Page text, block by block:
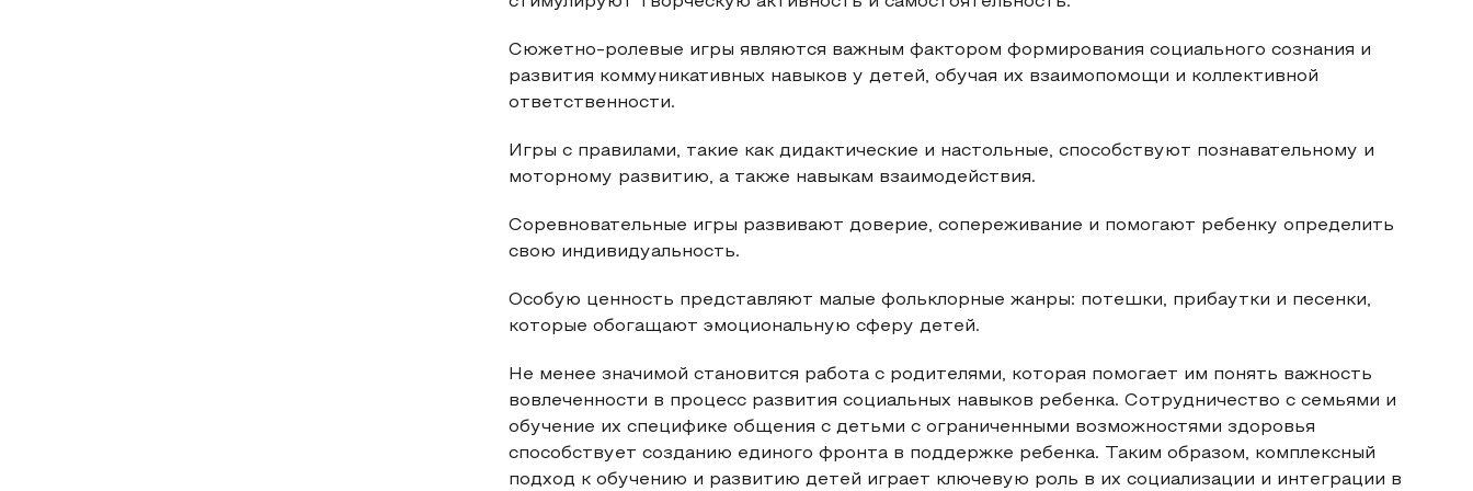
Сюжетно-ролевые игры являются важным фактором формирования социального сознания и
развития коммуникативных навыков у детей, обучая их взаимопомощи и коллективной
ответственности.
Игры с правилами, такие как дидактические и настольные, способствуют познавательному и
моторному развитию, а также навыкам взаимодействия.
Соревновательные игры развивают доверие, сопереживание и помогают ребенку определить
свою индивидуальность.
Особую ценность представляют малые фольклорные жанры: потешки, прибаутки и песенки,
которые обогащают эмоциональную сферу детей.
Не менее значимой становится работа с родителями, которая помогает им понять важность
вовлеченности в процесс развития социальных навыков ребенка. Сотрудничество с семьями и
обучение их специфике общения с детьми с ограниченными возможностями здоровья
способствует созданию единого фронта в поддержке ребенка. Таким образом, комплексный
подход к обучению и развитию детей играет ключевую роль в их социализации и интеграции в